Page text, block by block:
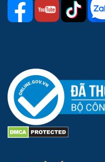
Kiểm tra nguồn điện &
và các khớp nối dây áp
Mua máy phun bột
Với uy tín nhiều năm trong
nghiệp, Song Toàn tự hào là
Chúng tôi cung cấp cho khách
Chất lượng hàng hóa
của Song Toàn đều có